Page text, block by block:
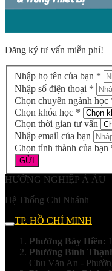
Đăng ký tư vấn miễn phí!
Nhập họ tên của bạn *
Nhập số điện thoại *
Chọn chuyên ngành học
Chọn khóa học *
Chọn thời gian tư vấn
Nhập email của bạn
Chọn tỉnh thành của bạn
HƯỚNG NGHIỆP Á ÂU
Hệ Thống Chi Nhánh
TP. HỒ CHÍ MINH
Phường Bảy Hiền:
Phường Bình
Chu Văn An -